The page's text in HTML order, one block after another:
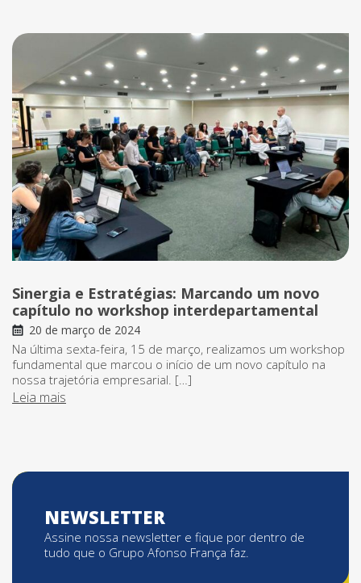
Sinergia e Estratégias: Marcando um novo
capítulo no workshop interdepartamental
20 de março de 2024
Na última sexta-feira, 15 de março, realizamos um workshop
fundamental que marcou o início de um novo capítulo na
nossa trajetória empresarial. […]
Leia mais
NEWSLETTER
Assine nossa newsletter e fique por dentro de
tudo que o Grupo Afonso França faz.